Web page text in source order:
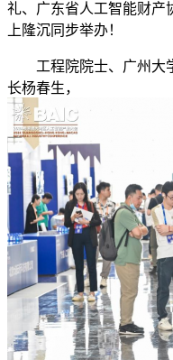
礼、广东省人工智能财产
上隆沉同步举办！
工程院院士、广州大
长杨春生，